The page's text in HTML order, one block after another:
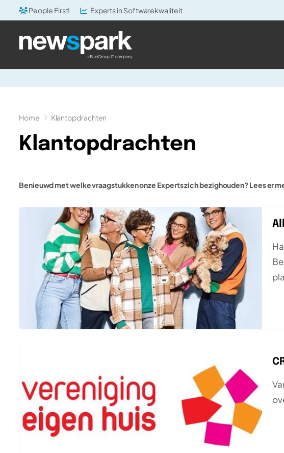
Home Klantopdrachten
Klantopdrachten
Benieuwd met welke vraagstukken onze Experts zich bezighouden? Lees er
People First! Experts in Softwarekwaliteit